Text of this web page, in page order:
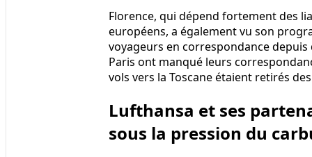
Florence, qui dépend fortement des
européens, a également vu son
voyageurs en correspondance
Paris ont manqué leurs
vols vers la Toscane étaient retirés
Lufthansa et ses
sous la pression du